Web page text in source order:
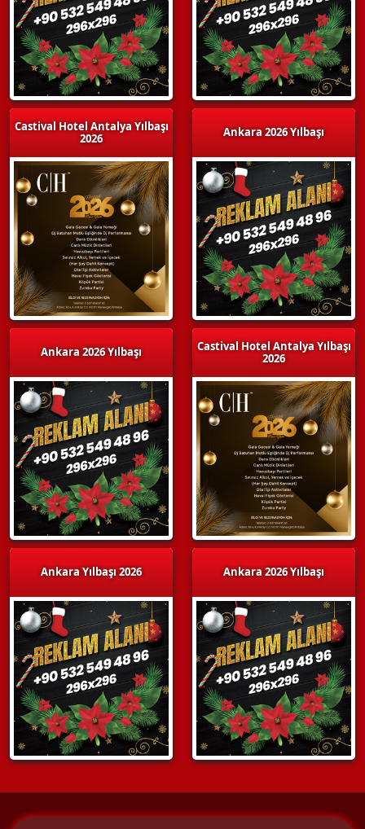
Castival Hotel Antalya Yılbaşı
2026
Ankara 2026 Yılbaşı
Ankara Yılbaşı 2026
Ankara 2026 Yılbaşı
Castival Hotel Antalya Yılbaşı
2026
Ankara 2026 Yılbaşı